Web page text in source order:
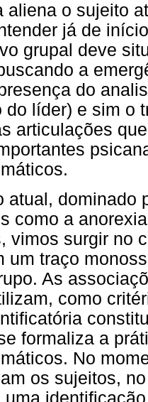
aliena o sujeito
já de
grupal deve
a
do
do líder) e sim o
articulações
atual, dominado
como a
vimos surgir no
um traço
As
como
formaliza a
No
os sujeitos,
uma